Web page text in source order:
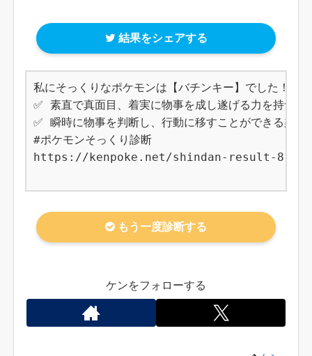
結果をシェアする
私にそっくりなポケモンは【バチンキー】でした！
✅ 素直で真面目、着実に物事を成し遂げる力を持つ
✅ 瞬時に物事を判断し、行動に移すことができる柔軟
#ポケモンそっくり診断
https://kenpoke.net/shindan-result-811
もう一度診断する
ケンをフォローする